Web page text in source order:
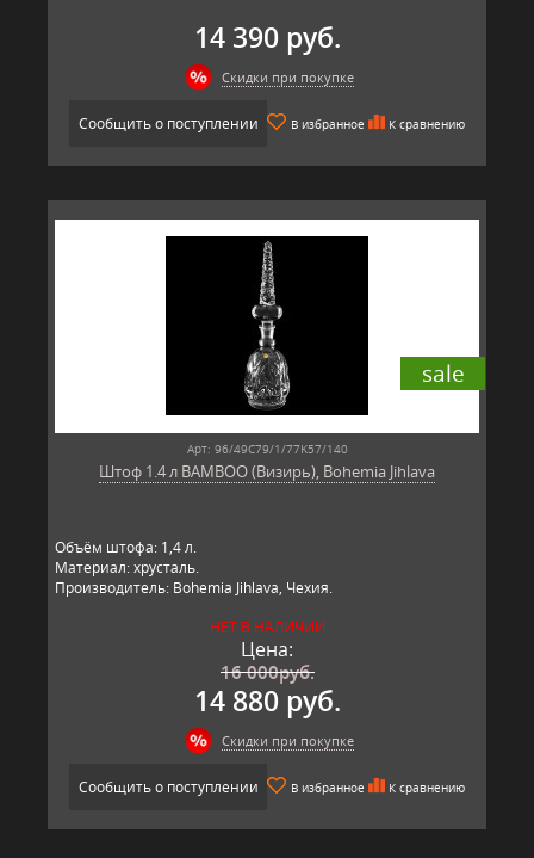
14 390 руб.
Скидки при покупке
Сообщить о поступлении В избранное К сравнению
sale
Арт: 96/49C79/1/77K57/140
Штоф 1.4 л BAMBOO (Визирь), Bohemia Jihlava
Объём штофа: 1,4 л.
Материал: хрусталь.
Производитель: Bohemia Jihlava, Чехия.
НЕТ В НАЛИЧИИ
Цена:
16 000руб.
14 880 руб.
Скидки при покупке
Сообщить о поступлении В избранное К сравнению